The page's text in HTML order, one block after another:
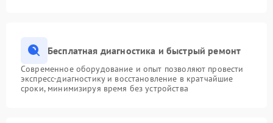
Бесплатная диагностика и быстрый ремонт
Современное оборудование и опыт позволяют провести
экспресс-диагностику и восстановление в кратчайшие
сроки, минимизируя время без устройства